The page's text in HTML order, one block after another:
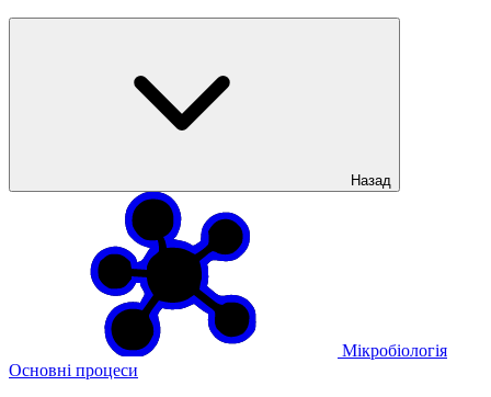
Назад
Мікробіологія
Основні процеси